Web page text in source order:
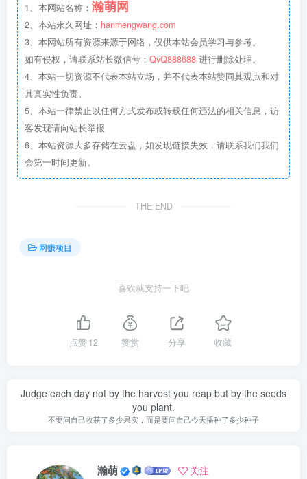
1、本网站名称： 瀚萌网
2、本站永久网址： hanmengwang.com
3、本网站所有资源来源于网络，仅供本站会员学习与参考。
如有侵权，请联系站长微信号： QvQ888688 进行删除处理。
4、本站一切资源不代表本站立场，并不代表本站赞同其观点和对
其真实性负责。
5、本站一律禁止以任何方式发布或转载任何违法的相关信息，访
客发现请向站长举报
6、本站资源大多存储在云盘，如发现链接失效，请联系我们我们
会第一时间更新。
THE END
网赚项目
喜欢就支持一下吧
点赞12 赞赏 分享 收藏
Judge each day not by the harvest you reap but by the seeds
you plant.
不要问自己收获了多少果实，而是要问自己今天播种了多少种子
瀚萌 关注